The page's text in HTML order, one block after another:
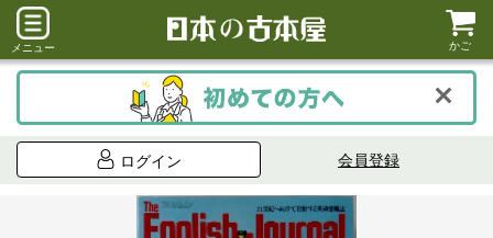
メニュー かご
ログイン 会員登録